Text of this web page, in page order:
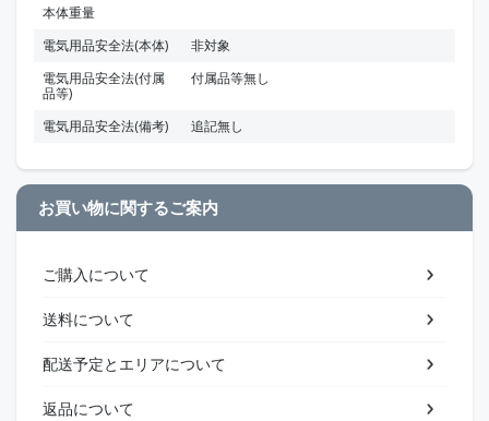
本体重量
電気用品安全法(本体)
非対象
電気用品安全法(付属
品等)
付属品等無し
電気用品安全法(備考) 追記無し
お買い物に関するご案内
ご購入について
送料について
配送予定とエリアについて
返品について